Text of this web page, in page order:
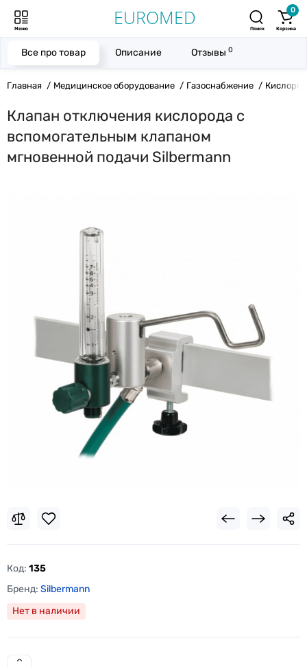
Меню Поиск
0
Корзина
Главная Медицинское оборудование Газоснабжение
Клапан отключения кислорода с
вспомогательным клапаном
мгновенной подачи Silbermann
Все про товар Описание Отзывы 0
Код: 135
Бренд: Silbermann
Нет в наличии